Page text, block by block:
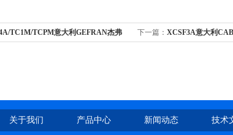
TC1M/TCPM意大利GEFRAN杰弗 下一篇： XCSF3A意大利
关于我们 产品中心 新闻动态 技术